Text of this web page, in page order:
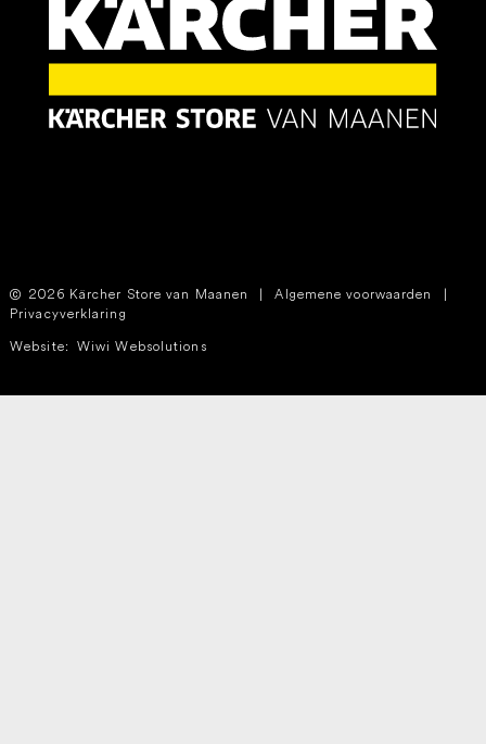
2026 Kärcher Store van Maanen | Algemene voorwaarden
|
Privacyverklaring
Website: Wiwi Websolutions